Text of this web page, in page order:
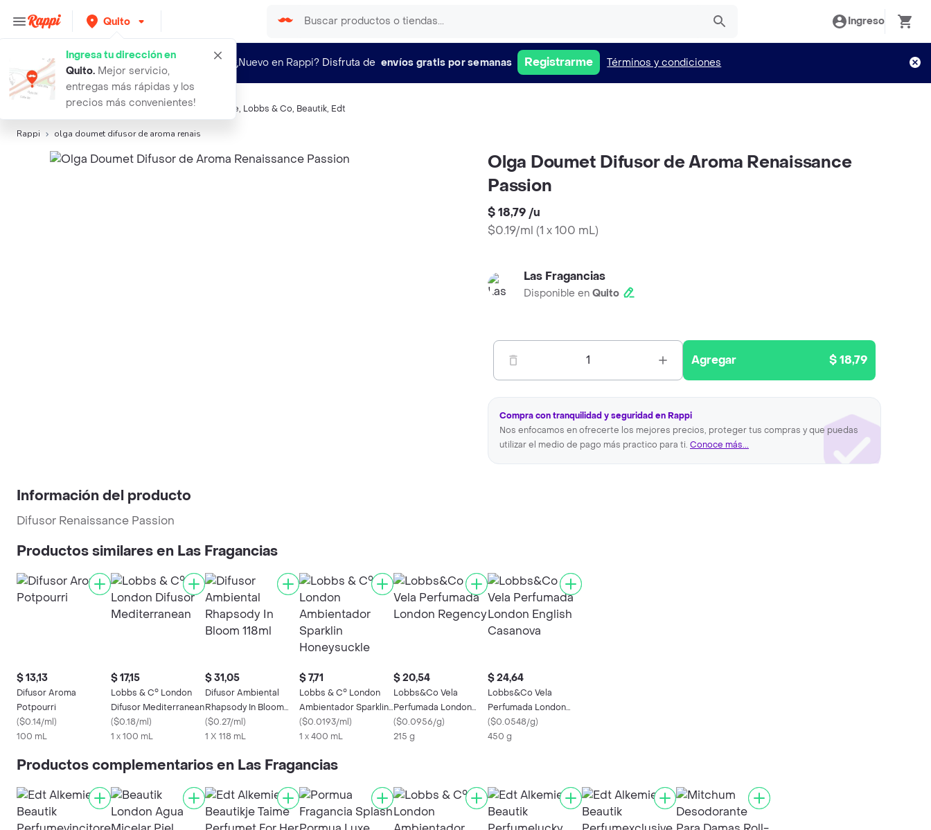
Quito
Ingresa tu dirección en
Quito. Mejor servicio,
entregas más rápidas y los
precios más convenientes!
Ingreso
¿Nuevo en Rappi? Disfruta de envíos gratis por semanas Registrarme Términos y condiciones
Búsquedas relacionadas: Difusores de aroma Breeze, Lobbs & Co, Beautik, Edt
Rappi olga doumet difusor de aroma renais
Olga Doumet Difusor de Aroma Renaissance
Passion
$ 18,79 /u
$0.19/ml (1 x 100 mL)
Las Fragancias
Disponible en Quito
1 Agregar $ 18,79
Compra con tranquilidad y seguridad en Rappi
Nos enfocamos en ofrecerte los mejores precios, proteger tus compras y que puedas
utilizar el medio de pago más practico para ti. Conoce más...
Información del producto
Difusor Renaissance Passion
Productos similares en Las Fragancias
$ 13,13
Difusor Aroma
Potpourri
($0.14/ml)
100 mL
$ 17,15
Lobbs & C° London
Difusor Mediterranean
($0.18/ml)
1 x 100 mL
$ 31,05
Difusor Ambiental
Rhapsody In Bloom
118ml
($0.27/ml)
1 X 118 mL
$ 7,71
Lobbs & C° London
Ambientador Sparklin
Honeysuckle
($0.0193/ml)
1 x 400 mL
$ 20,54
Lobbs&Co Vela
Perfumada London
Regency
($0.0956/g)
215 g
$ 24,64
Lobbs&Co Vela
Perfumada London
English Casanova
($0.0548/g)
450 g
Productos complementarios en Las Fragancias